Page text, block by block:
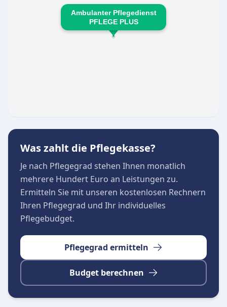
um Krankenhausaufenthalte zu vermeiden.
Ergänzend wird eine Tagesbetreuung mit
vielseitigen Aktivitäten auf dem
orientiert sich an den Bedürfnissen und
Wünschen älterer und pflegebedürftiger
Menschen. Ein modernes Therapiezentrum
rundet das Angebot ab, um bestmögliche
Versorgung und Betreuung zu gewährleisten.
Ambulanter Pflegedienst
PFLEGE PLUS
Was zahlt die Pflegekasse?
Je nach Pflegegrad stehen Ihnen monatlich
mehrere Hundert Euro an Leistungen zu.
Ermitteln Sie mit unseren kostenlosen Rechnern
Ihren Pflegegrad und Ihr individuelles
Pflegebudget.
Pflegegrad ermitteln
Budget berechnen